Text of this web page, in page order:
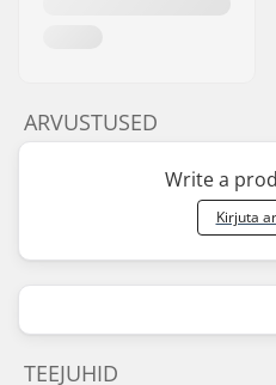
ARVUSTUSED
Write a
Kirjuta
TEEJUHID